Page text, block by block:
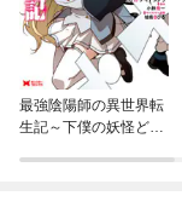
最強陰陽師の異世界転
生記～下僕の妖怪ども